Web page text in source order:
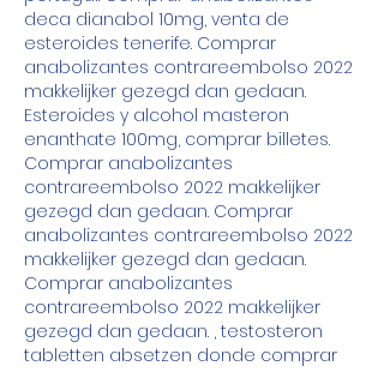
deca dianabol 10mg, venta de
esteroides tenerife. Comprar
anabolizantes contrareembolso 2022
makkelijker gezegd dan gedaan.
Esteroides y alcohol masteron
enanthate 100mg, comprar billetes.
Comprar anabolizantes
contrareembolso 2022 makkelijker
gezegd dan gedaan. Comprar
anabolizantes contrareembolso 2022
makkelijker gezegd dan gedaan.
Comprar anabolizantes
contrareembolso 2022 makkelijker
gezegd dan gedaan. , testosteron
tabletten absetzen donde comprar